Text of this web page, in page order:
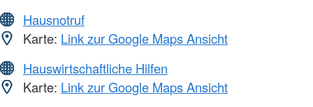
Hausnotruf
Karte: Link zur Google Maps Ansicht
Hauswirtschaftliche Hilfen
Karte: Link zur Google Maps Ansicht